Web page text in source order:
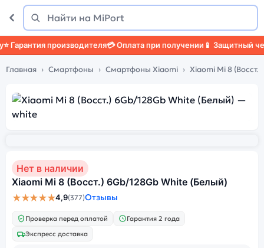
Поиск
Найти
производителя💳 Оплата при получении📱 Защитный чехол
Главная Смартфоны Смартфоны Xiaomi Xiaomi Mi 8 (Восст.)
Нет в наличии
Xiaomi Mi 8 (Восст.) 6Gb/128Gb White (Белый)
★★★★★4,9(377)Отзывы
Проверка перед оплатой
Гарантия 2 года
Экспресс доставка